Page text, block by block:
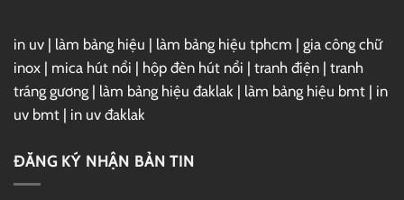
in uv | làm bảng hiệu | làm bảng hiệu tphcm | gia công chữ
inox | mica hút nổi | hộp đèn hút nổi | tranh điện | tranh
tráng gương | làm bảng hiệu đaklak | làm bảng hiệu bmt | in
uv bmt | in uv đaklak
ĐĂNG KÝ NHẬN BẢN TIN